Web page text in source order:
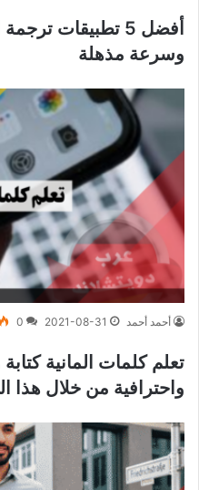
أفضل 5 تطبيقات
وسرعة مذهلة
أحمد أحمد 2021-08-31
0
تعلم كلمات المانية
واحترافية من خلال هذا